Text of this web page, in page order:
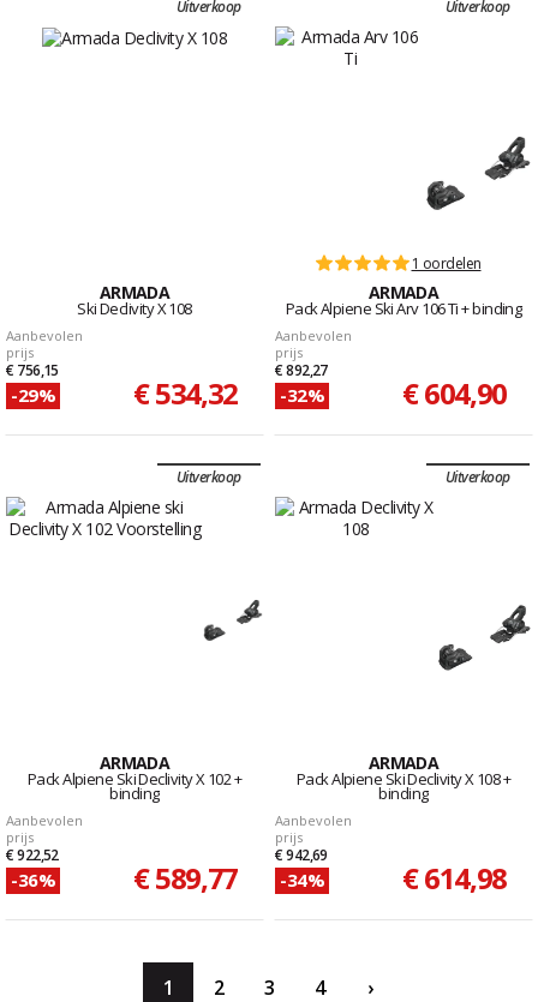
Uitverkoop
ARMADA
Ski Declivity X 108
Aanbevolen
prijs
€ 756,15
-29% € 534,32
Uitverkoop
1 oordelen
ARMADA
Pack Alpiene Ski Arv 106 Ti + binding
Aanbevolen
prijs
€ 892,27
-32% € 604,90
Uitverkoop
ARMADA
Pack Alpiene Ski Declivity X 102 +
binding
Aanbevolen
prijs
€ 922,52
-36% € 589,77
Uitverkoop
ARMADA
Pack Alpiene Ski Declivity X 108 +
binding
Aanbevolen
prijs
€ 942,69
-34% € 614,98
1 2 3 4 ›